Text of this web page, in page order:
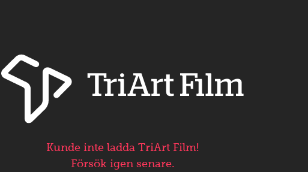
Kunde inte ladda TriArt Film!
Försök igen senare.